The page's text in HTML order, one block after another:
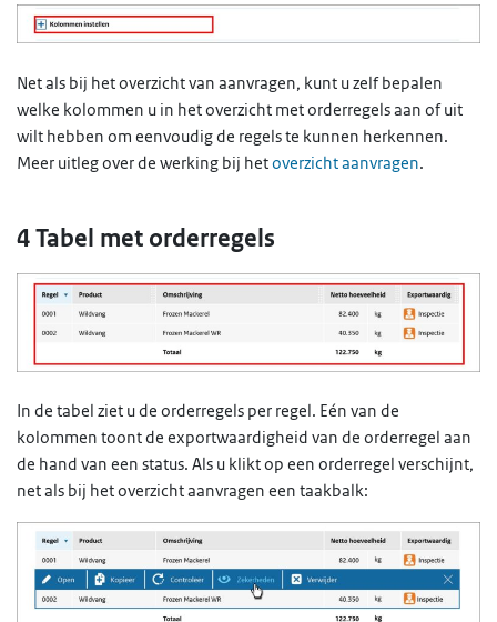
Net als bij het overzicht van aanvragen, kunt u zelf bepalen
welke kolommen u in het overzicht met orderregels aan of uit
wilt hebben om eenvoudig de regels te kunnen herkennen.
Meer uitleg over de werking bij hetoverzicht aanvragen.
4 Tabel met orderregels
In de tabel ziet u de orderregels per regel. Eén van de
kolommen toont de exportwaardigheid van de orderregel aan
de hand van een status. Als u klikt op een orderregel verschijnt,
net als bij het overzicht aanvragen een taakbalk: